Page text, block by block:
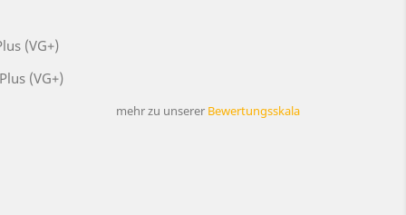
(VG+)
(VG+)
mehr zu unserer Bewertungsskala